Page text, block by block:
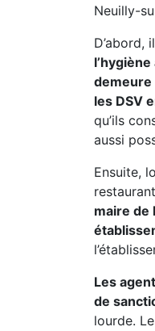
Neuilly-
D’abord,
demeure
les DSV
qu’ils
aussi
Ensuite,
maire de
Les
de
lourde.